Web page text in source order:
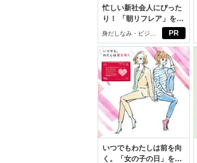
PR
忙しい新社会人にぴった
り！ 「朝リフレア」をは
じめよう。しっかりニオ
イケアして24時間快適。
身だしなみ・ビジネ
スアイテム
いつでもわたしは前を向
く。「女の子の日」を前